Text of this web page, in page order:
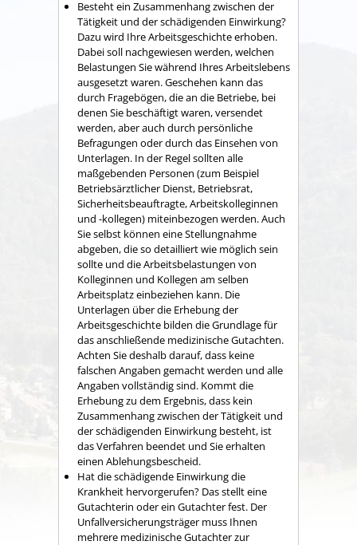
Besteht ein Zusammenhang zwischen der
Tätigkeit und der schädigenden Einwirkung?
Dazu wird Ihre Arbeitsgeschichte erhoben.
Dabei soll nachgewiesen werden, welchen
Belastungen Sie während Ihres Arbeitslebens
ausgesetzt waren. Geschehen kann das
durch Fragebögen, die an die Betriebe, bei
denen Sie beschäftigt waren, versendet
werden, aber auch durch persönliche
Befragungen oder durch das Einsehen von
Unterlagen. In der Regel sollten alle
maßgebenden Personen (zum Beispiel
Betriebsärztlicher Dienst, Betriebsrat,
Sicherheitsbeauftragte, Arbeitskolleginnen
und -kollegen) miteinbezogen werden. Auch
Sie selbst können eine Stellungnahme
abgeben, die so detailliert wie möglich sein
sollte und die Arbeitsbelastungen von
Kolleginnen und Kollegen am selben
Arbeitsplatz einbeziehen kann. Die
Unterlagen über die Erhebung der
Arbeitsgeschichte bilden die Grundlage für
das anschließende medizinische Gutachten.
Achten Sie deshalb darauf, dass keine
falschen Angaben gemacht werden und alle
Angaben vollständig sind. Kommt die
Erhebung zu dem Ergebnis, dass kein
Zusammenhang zwischen der Tätigkeit und
der schädigenden Einwirkung besteht, ist
das Verfahren beendet und Sie erhalten
einen Ablehungsbescheid.
Hat die schädigende Einwirkung die
Krankheit hervorgerufen? Das stellt eine
Gutachterin oder ein Gutachter fest. Der
Unfallversicherungsträger muss Ihnen
mehrere medizinische Gutachter zur